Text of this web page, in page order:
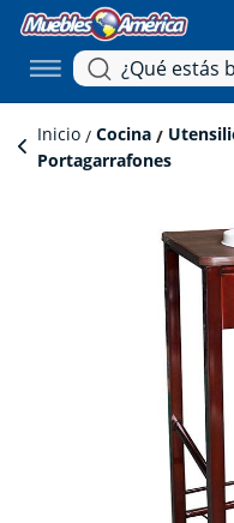
Inicio Cocina
Portagarrafones